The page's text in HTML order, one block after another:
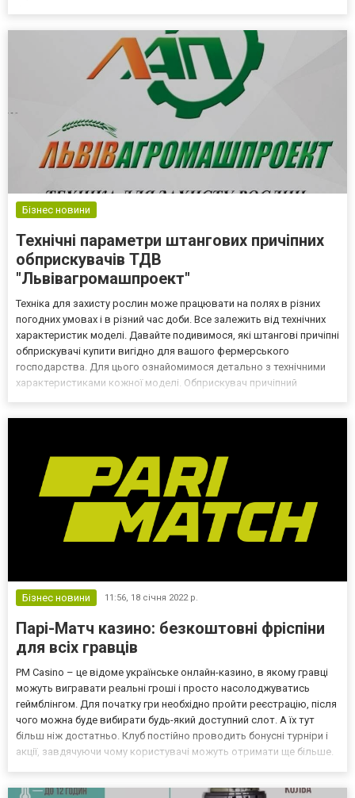
представляют собой...
Бізнес новини
Технічні параметри штангових причіпних
обприскувачів ТДВ
"Львівагромашпроект"
Техніка для захисту рослин може працювати на полях в різних
погодних умовах і в різний час доби. Все залежить від технічних
характеристик моделі. Давайте подивимося, які штангові причіпні
обприскувачі купити вигідно для вашого фермерського
господарства. Для цього ознайомимося детально з технічними
характеристиками кожної моделі. Обприскувач причіпний
Бізнес новини 11:56, 18 січня 2022 р.
Парі-Матч казино: безкоштовні фріспіни
для всіх гравців
PM Casino – це відоме українське онлайн-казино, в якому гравці
можуть вигравати реальні гроші і просто насолоджуватись
геймблінгом. Для початку гри необхідно пройти реєстрацію, після
чого можна буде вибирати будь-який доступний слот. А їх тут
більш ніж достатньо. Клуб постійно проводить бонусні турніри і
акції, завдячуючи чому користувачі можуть отримати ще більше.